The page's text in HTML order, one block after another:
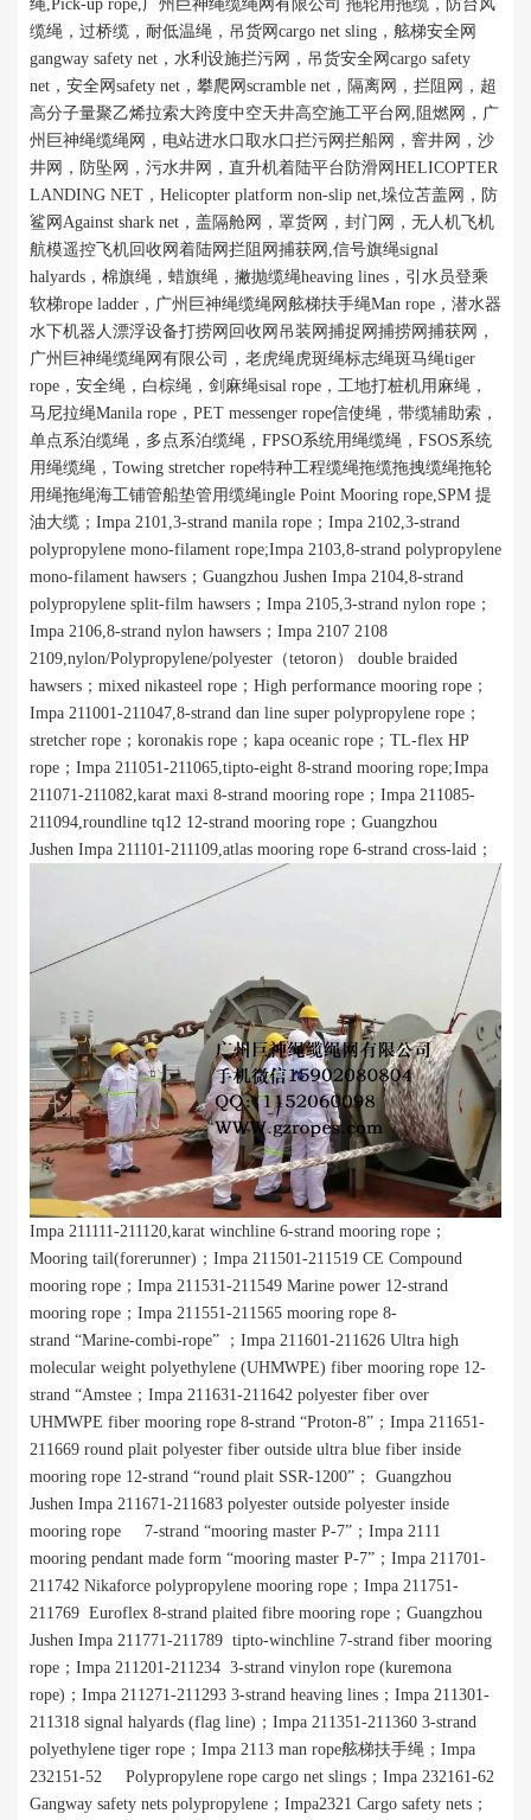
绳 ,Pick-up rope,
广州巨神绳缆绳网有限公司 拖轮用拖缆，防台风
缆绳，过桥缆，耐低温绳，吊货网 cargo net sling ，舷梯安全网
gangway safety net ，水利设施拦污网，吊货安全网 cargo safety
net ，安全网 safety net ，攀爬网 scramble net ，隔离网，拦阻网，超
高分子量聚乙烯拉索大跨度中空天井高空施工平台网 阻燃网，广
州巨神绳缆绳网，电站进水口取水口拦污网拦船网，窨井网，沙
井网，防坠网，污水井网，直升机着陆平台防滑网 HELICOPTER
LANDING NET ， Helicopter platform non-slip net ,垛位苫盖网，防
鲨网 Against shark net ， 盖隔舱网，罩货网，封门网， 无人机飞机
航模遥控飞机回收网着陆网拦阻网捕获网, 信号旗绳signal
halyards，棉旗绳，蜡旗绳，撇抛缆绳heaving lines ，引水员登乘
软梯rope ladder ，广州巨神绳缆绳网舷梯扶手绳Man rope ，潜水器
水下机器人漂浮设备打捞网回收网吊装网捕捉网捕捞网捕获网，
广州巨神绳缆绳网有限公司，老虎绳虎斑绳标志绳斑马绳tiger
rope ，安全绳，白棕绳，剑麻绳sisal rope ，工地打桩机用麻绳，
马尼拉绳Manila rope ， PET messenger rope信使绳，带缆辅助索，
单点系泊缆绳，多点系泊缆绳， FPSO系统用绳缆绳， FSOS 系统
用绳缆绳，Towing stretcher rope特种工程缆绳拖缆拖拽缆绳拖轮
用绳拖绳海工铺管船垫管用缆绳ingle Point Mooring rope ,SPM 提
油大缆； Impa 2101,3-strand manila rope； Impa 2102,3-strand
polypropylene mono-filament rope;Impa 2103,8-strand polypropylene
mono-filament hawsers； Guangzhou Jushen Impa 2104,8-strand
polypropylene split-film hawsers； Impa 2105,3-strand nylon rope；
Impa 2106,8-strand nylon hawsers； Impa 2107 2108
2109,nylon/Polypropylene/polyester（tetoron ） double braided
hawsers ； mixed nikasteel rope ； High performance mooring rope；
Impa 211001-211047,8-strand dan line super polypropylene rope；
stretcher rope ； koronakis rope ； kapa oceanic rope ； TL-flex HP
rope ； Impa 211051-211065,tipto-eight 8-strand mooring rope;Impa
211071-211082,karat maxi 8-strand mooring rope； Impa 211085-
211094,roundline tq12 12-strand mooring rope； Guangzhou
Jushen Impa 211101-211109,atlas mooring rope 6-strand cross-laid；
Impa 211111-211120,karat winchline 6-strand mooring rope；
Mooring tail(forerunner)； Impa 211501-211519 CE Compound
mooring rope； Impa 211531-211549 Marine power 12-strand
mooring rope； Impa 211551-211565 mooring rope 8-
strand “Marine-combi-rope” ； Impa 211601-211626 Ultra high
molecular weight polyethylene (UHMWPE) fiber mooring rope 12-
strand “Amstee； Impa 211631-211642 polyester fiber over
UHMWPE fiber mooring rope 8-strand “Proton-8” ； Impa 211651-
211669 round plait polyester fiber outside ultra blue fiber inside
mooring rope 12-strand “round plait SSR-1200” ； Guangzhou
Jushen Impa 211671-211683 polyester outside polyester inside
mooring rope 7-strand “mooring master P-7” ； Impa 2111
mooring pendant made form “mooring master P-7” ； Impa 211701-
211742 Nikaforce polypropylene mooring rope； Impa 211751-
211769 Euroflex 8-strand plaited fibre mooring rope； Guangzhou
Jushen Impa 211771-211789 tipto-winchline 7-strand fiber mooring
rope； Impa 211201-211234 3-strand vinylon rope (kuremona
rope)； Impa 211271-211293 3-strand heaving lines； Impa 211301-
211318 signal halyards (flag line)； Impa 211351-211360 3-strand
polyethylene tiger rope； Impa 2113 man rope舷梯扶手绳； Impa
232151-52 Polypropylene rope cargo net slings ； Impa 232161-62
Gangway safety nets polypropylene ； Impa2321 Cargo safety nets ；